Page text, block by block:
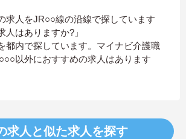
求人をJR○○線の沿線で探しています
人はありますか?」
都内で探しています。マイナビ介護職
以外におすすめの求人はあります
求人と似た求人を探す